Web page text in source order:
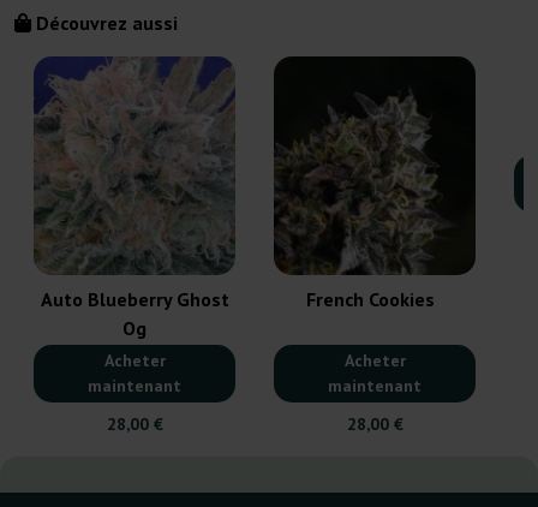
Découvrez aussi
Auto Blueberry Ghost
Og
Acheter
maintenant
28,00 €
French Cookies
Acheter
maintenant
28,00 €